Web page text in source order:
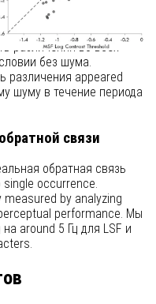
различения был
characters и шума. В
различения во всех
без шума.
различения appeared
шуму в течение периода
связи
обратная связь
occurrence.
by analyzing
performance. Мы
around 5 Гц для LSF и